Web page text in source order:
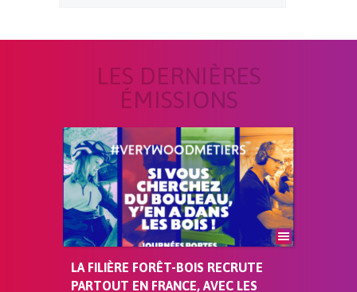
LES DERNIÈRES
ÉMISSIONS
LA FILIÈRE FORÊT-BOIS RECRUTE
PARTOUT EN FRANCE, AVEC LES